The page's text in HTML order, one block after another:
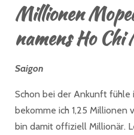
Millionen
namens Ho Chi
Saigon
Schon bei der Ankunft fühle
bekomme ich 1,25 Millionen
bin damit offiziell Millionär.